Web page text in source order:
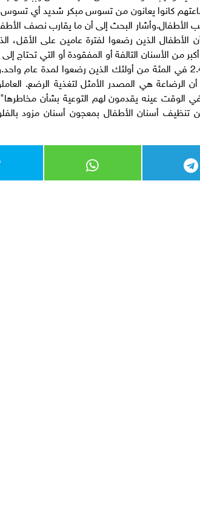
كانوا يعانون من تسوس مبكر شديد أي تسوس
البحث إلى أن ما يقارب نصف
الذين رضعوا لفترة عامين على الأقل،
من الأسنان التالفة أو المفقودة أو التي تحتاج
المبكر في طفولتهم أكثر بنسبة 2.4 في المئة من أولئك الذين
أن الرضاعة هي المصدر الأمثل لتغذية الرضع.
الوقت عينه يقدمون لهم التوعية بشأن
عن تنظيف أسنان الأطفال بمعجون أسنان مزود